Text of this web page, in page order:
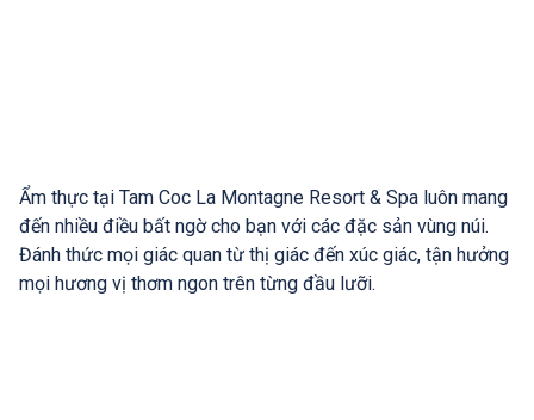
Ẩm thực tại Tam Coc La Montagne Resort & Spa luôn mang
đến nhiều điều bất ngờ cho bạn với các đặc sản vùng núi.
Đánh thức mọi giác quan từ thị giác đến xúc giác, tận hưởng
mọi hương vị thơm ngon trên từng đầu lưỡi.